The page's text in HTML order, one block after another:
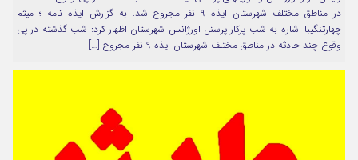
مرا به خاطر بسپار
در مناطق مختلف شهرستان ایذه 9 نفر مجروح شد. به گزارش ایذه نامه ؛ میثم
چهارتنگیبا اشاره به شب پرکار پرسنل اورژانس شهرستان اظهار کرد: شب گذشته در پی
وقوع چند حادثه در مناطق مختلف شهرستان ایذه 9 نفر مجروح […]